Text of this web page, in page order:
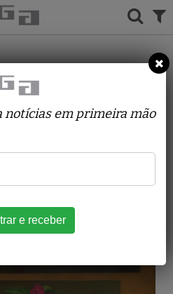
INAGAKI
notícias em primeira mão